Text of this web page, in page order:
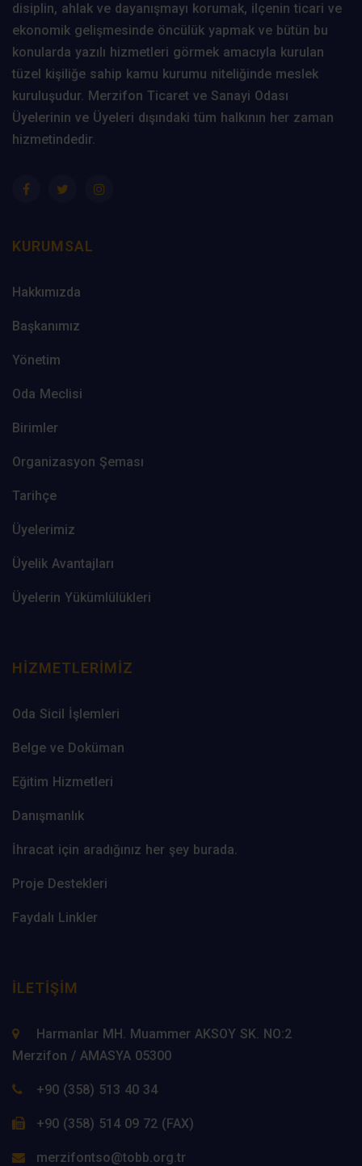
disiplin, ahlak ve dayanışmayı korumak, ilçenin ticari ve
ekonomik gelişmesinde öncülük yapmak ve bütün bu
konularda yazılı hizmetleri görmek amacıyla kurulan
tüzel kişiliğe sahip kamu kurumu niteliğinde meslek
kuruluşudur. Merzifon Ticaret ve Sanayi Odası
Üyelerinin ve Üyeleri dışındaki tüm halkının her zaman
hizmetindedir.
KURUMSAL
Hakkımızda
Başkanımız
Yönetim
Oda Meclisi
Birimler
Organizasyon Şeması
Tarihçe
Üyelerimiz
Üyelik Avantajları
Üyelerin Yükümlülükleri
HIZMETLERIMIZ
Oda Sicil İşlemleri
Belge ve Doküman
Eğitim Hizmetleri
Danışmanlık
İhracat için aradığınız her şey burada.
Proje Destekleri
Faydalı Linkler
İLETIŞIM
Harmanlar MH. Muammer AKSOY SK. NO:2
Merzifon / AMASYA 05300
+90 (358) 513 40 34
+90 (358) 514 09 72 (FAX)
merzifontso@tobb.org.tr